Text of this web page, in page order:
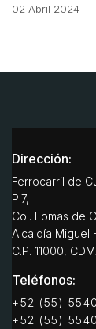
02 Abril 2024
Dirección:
Ferrocarril de
P.7,
Col. Lomas de
Alcaldía Miguel
C.P. 11000,
Teléfonos:
+52 (55)
+52 (55)